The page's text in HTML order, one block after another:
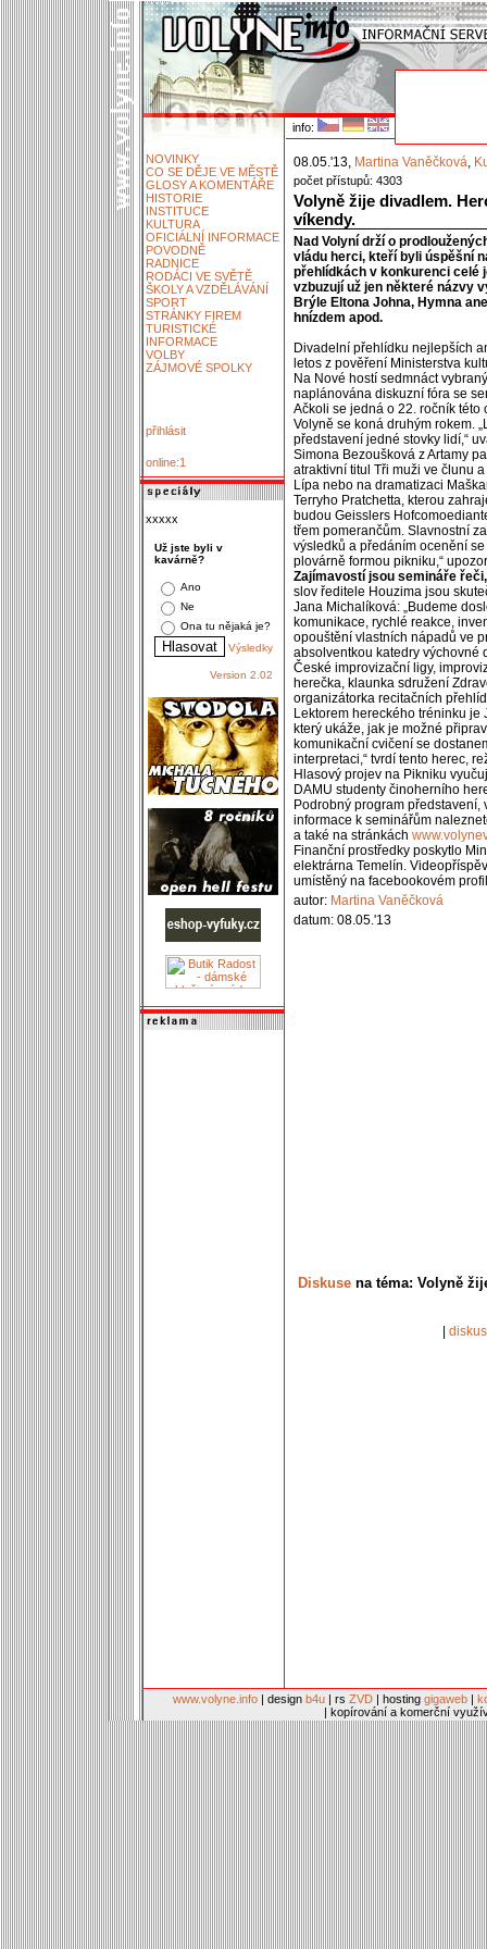
info:
NOVINKY
CO SE DĚJE VE MĚSTĚ
GLOSY A KOMENTÁŘE
HISTORIE
INSTITUCE
KULTURA
OFICIÁLNÍ INFORMACE
POVODNĚ
RADNICE
RODÁCI VE SVĚTĚ
ŠKOLY A VZDĚLÁVÁNÍ
SPORT
STRÁNKY FIREM
TURISTICKÉ
INFORMACE
VOLBY
ZÁJMOVÉ SPOLKY
přihlásit
online:1
xxxxx
Už jste byli v
kavárně?
Ano
Ne
Ona tu nějaká je?
Výsledky
Version 2.02
08.05.'13, Martina Vaněčková,
počet přístupů: 4303
Volyně žije divadlem.
víkendy.
Nad Volyní drží o
vládu herci, kteří byli úspěšní
přehlídkách v konkurenci celé
vzbuzují už jen některé názvy
Brýle Eltona Johna, Hymna
hnízdem apod.
Divadelní přehlídku nejlepších
letos z pověření Ministerstva
Na Nové hostí sedmnáct
naplánována diskuzní fóra se
Ačkoli se jedná o 22. ročník
Volyně se koná druhým rokem.
představení jedné stovky lidí,“
Simona Bezoušková z Artamy
atraktivní titul Tři muži ve člunu
Lípa nebo na dramatizaci
Terryho Pratchetta, kterou
budou Geisslers
třem pomerančům. Slavnostní
výsledků a předáním ocenění
plovárně formou pikniku,“
Zajímavostí jsou semináře
slov ředitele Houzima jsou
Jana Michalíková: „Budeme
komunikace, rychlé reakce,
opouštění vlastních nápadů ve
absolventkou katedry výchovné
České improvizační ligy,
herečka, klaunka sdružení
organizátorka recitačních
Lektorem hereckého tréninku je
který ukáže, jak je možné
komunikační cvičení se
interpretaci,“ tvrdí tento herec,
Hlasový projev na Pikniku
DAMU studenty činoherního
Podrobný program představení,
informace k seminářům
a také na stránkách
Finanční prostředky poskytlo
elektrárna Temelín.
umístěný na facebookovém
autor: Martina Vaněčková
datum: 08.05.'13
Diskuse na téma: Volyně
www.volyne.info | design b4u | rs ZVD | hosting gigaweb |
| kopírování a komerční